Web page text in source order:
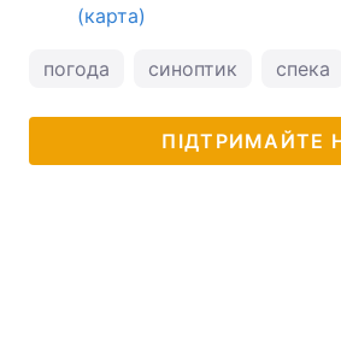
(карта)
погода синоптик спека
ПІДТРИМАЙТЕ